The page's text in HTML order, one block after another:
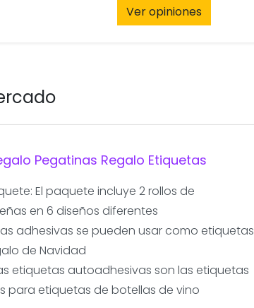
Ver opiniones
Pegatinas Regalo Etiquetas
El paquete incluye 2 rollos de
en 6 diseños diferentes
adhesivas se pueden usar como etiquetas
de Navidad
etiquetas autoadhesivas son las etiquetas
para etiquetas de botellas de vino